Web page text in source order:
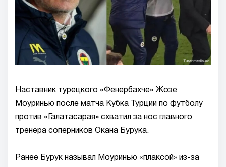
Наставник турецкого «Фенербахче» Жозе
Моуринью после матча Кубка Турции по футболу
против «Галатасарая» схватил за нос главного
тренера соперников Окана Бурука.
Ранее Бурук называл Моуринью «плаксой» из-за